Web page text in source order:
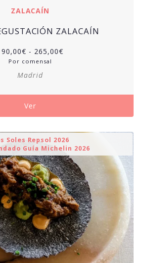
ZALACAÍN
ZALACAÍN
€ - 265,00€Rango
hasta
Por comensal
Madrid
Ver
Soles Repsol 2026
Guía Michelin 2026